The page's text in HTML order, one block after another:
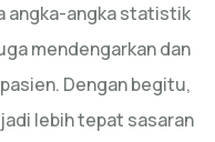
angka-angka statistik
mendengarkan dan
Dengan begitu,
lebih tepat sasaran